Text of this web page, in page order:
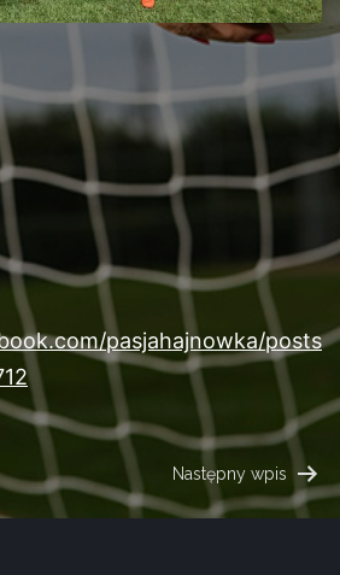
pasjahajnowka/posts
Następny wpis